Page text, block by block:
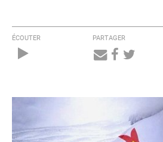
ÉCOUTER PARTAGER